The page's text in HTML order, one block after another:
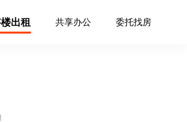
出租 共享办公 委托找房